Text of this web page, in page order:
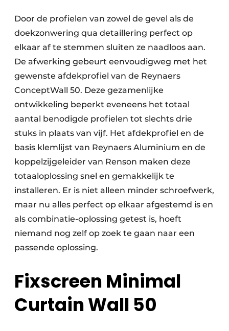
Door de profielen van zowel de gevel als de
doekzonwering qua detaillering perfect op
elkaar af te stemmen sluiten ze naadloos aan.
De afwerking gebeurt eenvoudigweg met het
gewenste afdekprofiel van de Reynaers
ConceptWall 50. Deze gezamenlijke
ontwikkeling beperkt eveneens het totaal
aantal benodigde profielen tot slechts drie
stuks in plaats van vijf. Het afdekprofiel en de
basis klemlijst van Reynaers Aluminium en de
koppelzijgeleider van Renson maken deze
totaaloplossing snel en gemakkelijk te
installeren. Er is niet alleen minder schroefwerk,
maar nu alles perfect op elkaar afgestemd is en
als combinatie-oplossing getest is, hoeft
niemand nog zelf op zoek te gaan naar een
passende oplossing.
Fixscreen Minimal
Curtain Wall 50